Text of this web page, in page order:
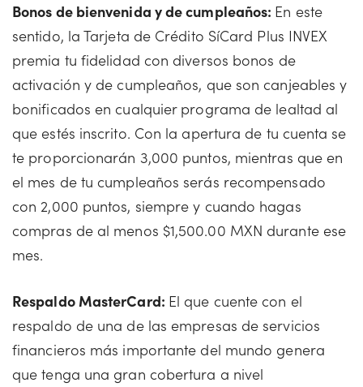
Bonos de bienvenida y de cumpleaños: En este
sentido, la Tarjeta de Crédito SíCard Plus INVEX
premia tu fidelidad con diversos bonos de
activación y de cumpleaños, que son canjeables y
bonificados en cualquier programa de lealtad al
que estés inscrito. Con la apertura de tu cuenta se
te proporcionarán 3,000 puntos, mientras que en
el mes de tu cumpleaños serás recompensado
con 2,000 puntos, siempre y cuando hagas
compras de al menos $1,500.00 MXN durante ese
mes.
Respaldo MasterCard: El que cuente con el
respaldo de una de las empresas de servicios
financieros más importante del mundo genera
que tenga una gran cobertura a nivel